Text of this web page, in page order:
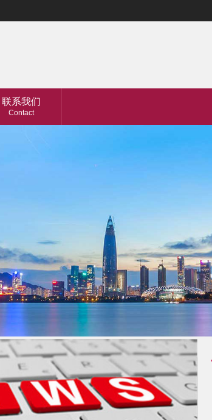
联系我们
Contact